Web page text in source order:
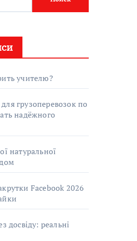
учителю?
грузоперевозок по
надёжного
натуральної
Facebook 2026
досвіду: реальні